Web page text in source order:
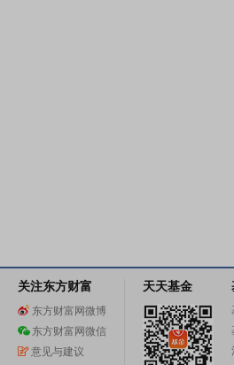
关注东方财富
东方财富网微博
东方财富网微信
意见与建议
天天基金